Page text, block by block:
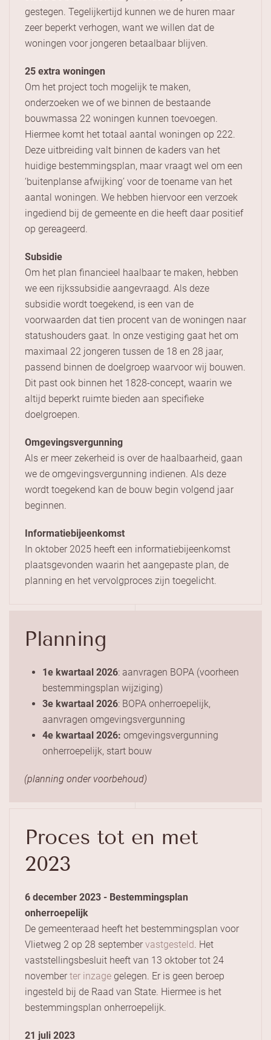
gestegen. Tegelijkertijd kunnen we de huren maar
zeer beperkt verhogen, want we willen dat de
woningen voor jongeren betaalbaar blijven.
25 extra woningen
Om het project toch mogelijk te maken,
onderzoeken we of we binnen de bestaande
bouwmassa 22 woningen kunnen toevoegen.
Hiermee komt het totaal aantal woningen op 222.
Deze uitbreiding valt binnen de kaders van het
huidige bestemmingsplan, maar vraagt wel om een
‘buitenplanse afwijking’ voor de toename van het
aantal woningen. We hebben hiervoor een verzoek
ingediend bij de gemeente en die heeft daar positief
op gereageerd.
Subsidie
Om het plan financieel haalbaar te maken, hebben
we een rijkssubsidie aangevraagd. Als deze
subsidie wordt toegekend, is een van de
voorwaarden dat tien procent van de woningen naar
statushouders gaat. In onze vestiging gaat het om
maximaal 22 jongeren tussen de 18 en 28 jaar,
passend binnen de doelgroep waarvoor wij bouwen.
Dit past ook binnen het 1828-concept, waarin we
altijd beperkt ruimte bieden aan specifieke
doelgroepen.
Omgevingsvergunning
Als er meer zekerheid is over de haalbaarheid, gaan
we de omgevingsvergunning indienen. Als deze
wordt toegekend kan de bouw begin volgend jaar
beginnen.
Informatiebijeenkomst
In oktober 2025 heeft een informatiebijeenkomst
plaatsgevonden waarin het aangepaste plan, de
planning en het vervolgproces zijn toegelicht.
Planning
1e kwartaal 2026: aanvragen BOPA (voorheen
bestemmingsplan wijziging)
3e kwartaal 2026: BOPA onherroepelijk,
aanvragen omgevingsvergunning
4e kwartaal 2026: omgevingsvergunning
onherroepelijk, start bouw
(planning onder voorbehoud)
Proces tot en met
2023
6 december 2023 - Bestemmingsplan
onherroepelijk
De gemeenteraad heeft het bestemmingsplan voor
Vlietweg 2 op 28 september vastgesteld. Het
vaststellingsbesluit heeft van 13 oktober tot 24
november ter inzage gelegen. Er is geen beroep
ingesteld bij de Raad van State. Hiermee is het
bestemmingsplan onherroepelijk.
21 juli 2023